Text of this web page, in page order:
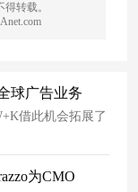
转载。
球广告业务
借此机会拓展了
为CMO